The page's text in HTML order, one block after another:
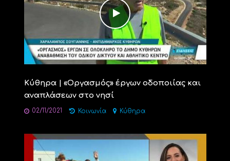
Κύθηρα | «Οργασμός» έργων οδοποιίας και
αναπλάσεων στο νησί
02/11/2021 Κοινωνία Κύθηρα